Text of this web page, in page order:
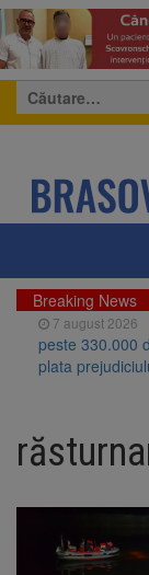
Caută
după:
Breaking News
7 august 2026
peste 330.000
plata
sistarea plăților
Motivul:
Piața Star din